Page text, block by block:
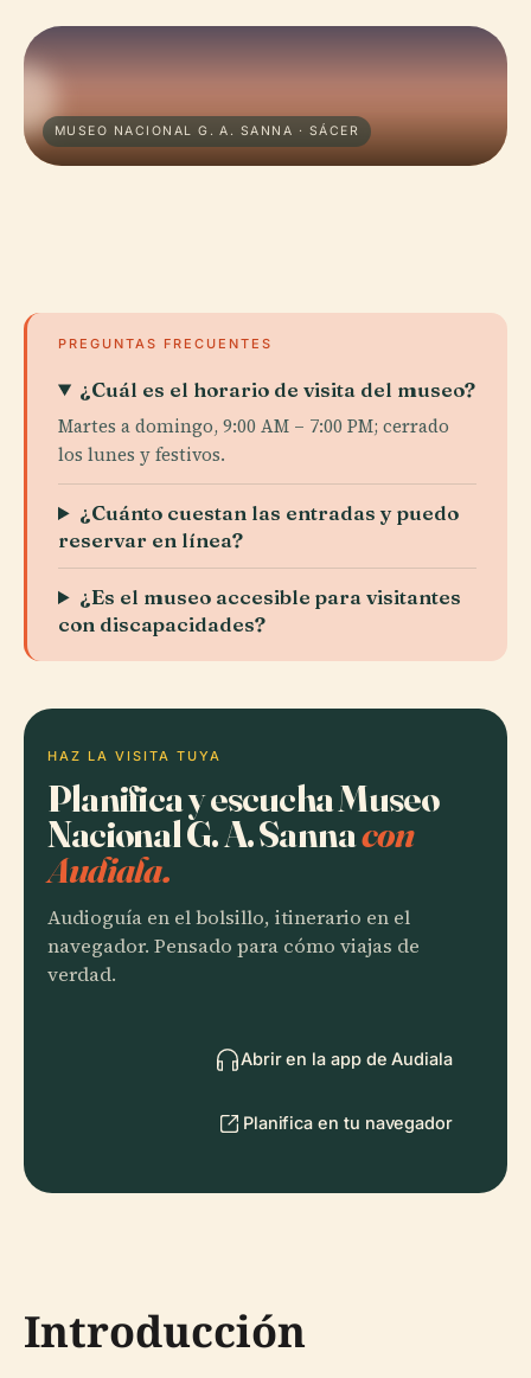
MUSEO NACIONAL G. A. SANNA · SÁCER​​​​
PREGUNTAS FRECUENTES
¿Cuál es el horario de visita del museo?
Martes a domingo, 9:00 AM – 7:00 PM; cerrado
los lunes y festivos.
¿Cuánto cuestan las entradas y puedo
reservar en línea?
¿Es el museo accesible para visitantes
con discapacidades?
HAZ LA VISITA TUYA
Planifica y escucha Museo
Nacional G. A. Sannacon
Audiala.
Audioguía en el bolsillo, itinerario en el
navegador. Pensado para cómo viajas de
verdad.
Abrir en la app de Audiala
Planifica en tu navegador
Introducción